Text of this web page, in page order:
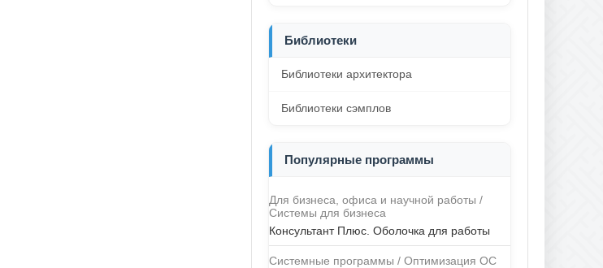
Библиотеки
Библиотеки архитектора
Библиотеки сэмплов
Популярные программы
Для бизнеса, офиса и научной работы /
Системы для бизнеса
Консультант Плюс. Оболочка для работы
Системные программы / Оптимизация ОС